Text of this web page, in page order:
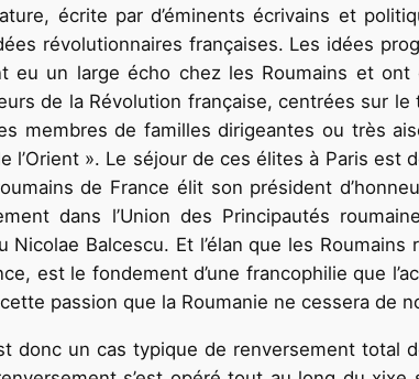
écrite par d’éminents écrivains et
révolutionnaires françaises. Les idées
eu un large écho chez les Roumains et
de la Révolution française, centrées sur
membres de familles dirigeantes ou très
l’Orient ». Le séjour de ces élites à Paris
de France élit son président
dans l’Union des Principautés
Nicolae Balcescu. Et l’élan que les
est le fondement d’une francophilie que
passion que la Roumanie ne cessera de
donc un cas typique de renversement total